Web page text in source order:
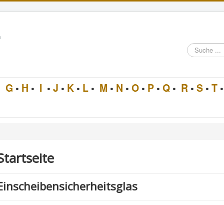
Suche
im
G • H • I • J • K • L • M • N • O • P • Q • R • S • T •